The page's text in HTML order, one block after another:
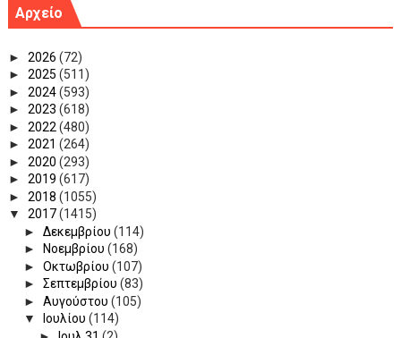
Αρχείο
► 2026 (72)
► 2025 (511)
► 2024(593)
► 2023 (618)
► 2022 (480)
► 2021 (264)
► 2020 (293)
► 2019 (617)
► 2018 (1055)
▼ 2017(1415)
► Δεκεμβρίου (114)
►
Νοεμβρίου (168)
► Οκτωβρίου (107)
► Σεπτεμβρίου (83)
► Αυγούστου (105)
▼
Ιουλίου (114)